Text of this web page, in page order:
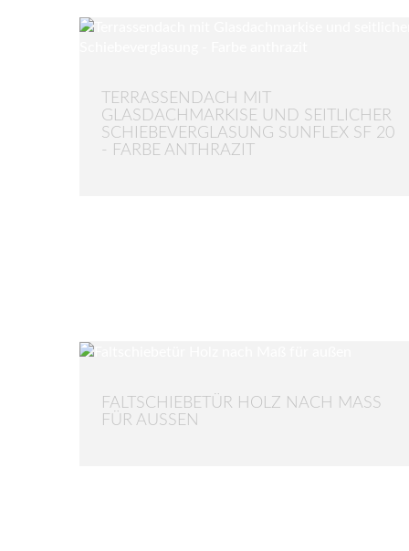
TERRASSENDACH MIT
GLASDACHMARKISE UND SEITLICHER
SCHIEBEVERGLASUNG SUNFLEX SF 20
- FARBE ANTHRAZIT
FALTSCHIEBETÜR HOLZ NACH MASS F
ÜR AUSSEN